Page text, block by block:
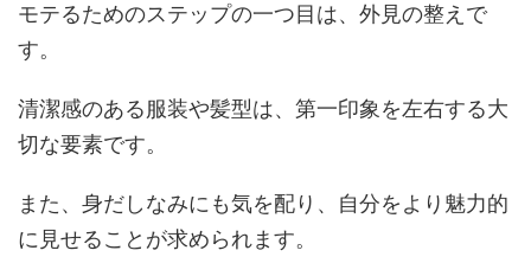
モテるためのステップの一つ目は、外見の整えで
す。
清潔感のある服装や髪型は、第一印象を左右する大
切な要素です。
また、身だしなみにも気を配り、自分をより魅力的
に見せることが求められます。